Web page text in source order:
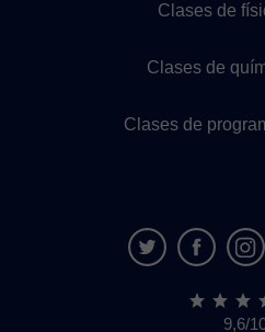
Clases de
Clases de
Clases de
9,6/